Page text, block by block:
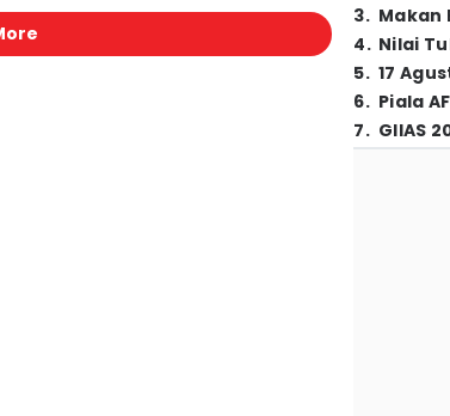
3. Makan
4. Nilai
5. 17
6. Piala
7. GIIAS